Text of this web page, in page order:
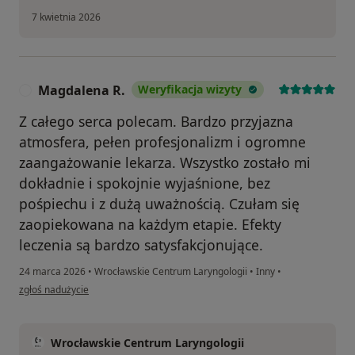
7 kwietnia 2026
Magdalena R. Weryfikacja wizyty
Z całego serca polecam. Bardzo przyjazna
atmosfera, pełen profesjonalizm i ogromne
zaangażowanie lekarza. Wszystko zostało mi
dokładnie i spokojnie wyjaśnione, bez
pośpiechu i z dużą uważnością. Czułam się
zaopiekowana na każdym etapie. Efekty
leczenia są bardzo satysfakcjonujące.
24 marca 2026 • Wrocławskie Centrum Laryngologii • Inny •
w opinii użytkownika Magdalena R.
zgłoś nadużycie
Wrocławskie Centrum Laryngologii